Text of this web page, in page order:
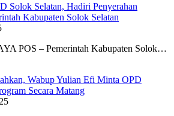
Solok Selatan, Hadiri Penyerahan
Kabupaten Solok Selatan
POS – Pemerintah Kabupaten Solok…
Wabup Yulian Efi Minta OPD
Secara Matang